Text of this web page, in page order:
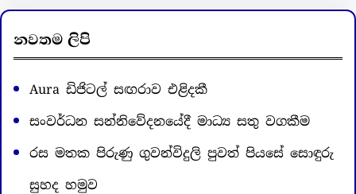
r
c
h
නවතම ලිපි
Aura ඩිජිටල් සඟරාව එළිදකී
සංවර්ධන සන්නිවේදනයේදී මාධ්‍ය සතු වගකීම
රස මතක පිරුණු ගුවන්විදුලි පුවත් පියසේ සොඳුරු
සුහද හමුව